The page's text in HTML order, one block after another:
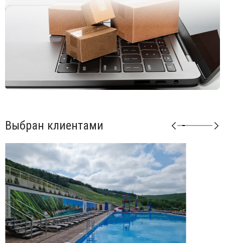
Открыть инструкцию по сборке.
Для уточнения всех возможных вариантов материала и
цвета данного изделия обращайтесь к нашим
менеджерам.
Выбран клиентами